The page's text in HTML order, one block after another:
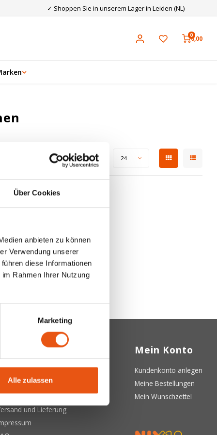
Über Cookies
anbieten zu können
Verwendung unserer
diese Informationen
Rahmen Ihrer Nutzung
Marketing
Alle zulassen
✓ Shoppen Sie in unserem Lager in Leiden (NL)
00,00
Zeige 1 - 0 von 0 Anzeigen: 24
Kundendienst
uns
Allgemeine Geschäftsbedingungen
und Lieferung
Mein Konto
Kundenkonto anlegen
Meine Bestellungen
Mein Wunschzettel